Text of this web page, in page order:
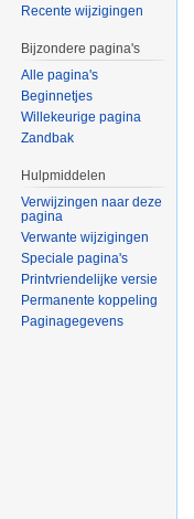
Recente wijzigingen
Bijzondere pagina's
Alle pagina's
Beginnetjes
Willekeurige pagina
Zandbak
Hulpmiddelen
Verwijzingen naar deze
pagina
Verwante wijzigingen
Speciale pagina's
Printvriendelijke versie
Permanente koppeling
Paginagegevens